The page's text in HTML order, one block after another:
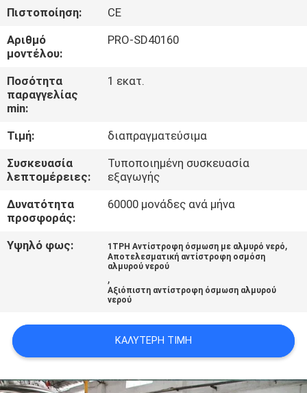
ΠΟΙΟΤΙΚΌΣ
ΈΛΕΓΧΟΣ
ΜΑΣ
ΣΕ
ΕΠΑΦΉ
ΕΙΔΉΣΕΙΣ
ΑΠΌΣΠΑΣΜΑ
Πιστοποίηση:
CE
Αριθμό
μοντέλου:
PRO-SD40160
Ποσότητα
παραγγελίας
min:
1 εκατ.
Τιμή:
διαπραγματεύσιμα
Συσκευασία
λεπτομέρειες:
Τυποποιημένη συσκευασία
εξαγωγής
Δυνατότητα
προσφοράς:
60000 μονάδες ανά μήνα
Υψηλό φως: 1TPH Αντίστροφη όσμωση με αλμυρό νερό,
Αποτελεσματική αντίστροφη οσμόση
αλμυρού νερού
,
Αξιόπιστη αντίστροφη όσμωση αλμυρού
νερού
ΚΑΛΎΤΕΡΗ ΤΙΜΉ